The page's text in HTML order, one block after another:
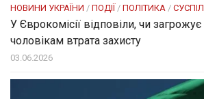
НОВИНИ УКРАЇНИ / ПОДІЇ / ПОЛІТИКА /
У Єврокомісії відповіли, чи
чоловікам втрата захисту
03.06.2026